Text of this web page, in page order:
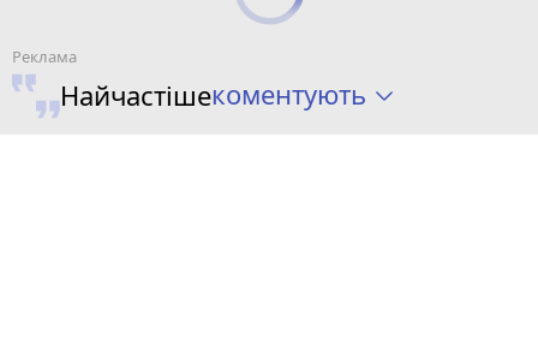
Найчастішекоментують